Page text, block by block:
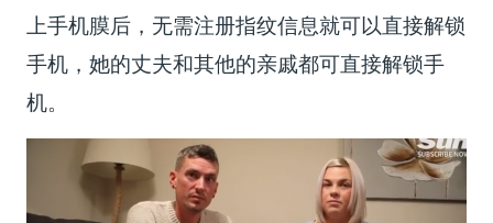
上手机膜后，无需注册指纹信息就可以直接解锁
手机，她的丈夫和其他的亲戚都可直接解锁手
机。